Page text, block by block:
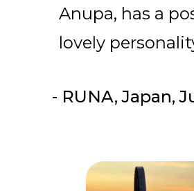
Anupa, has a
lovely
- RUNA, Japan,